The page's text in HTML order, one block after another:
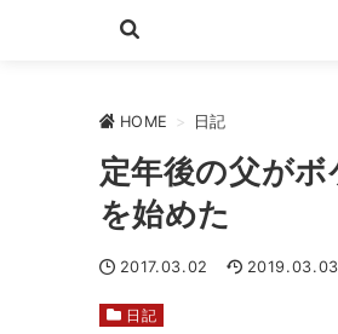
HOME > 日記
定年後の父が
を始めた
2017.03.02 2019.03.03
日記